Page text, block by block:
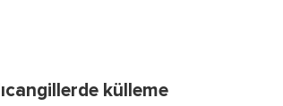
külleme